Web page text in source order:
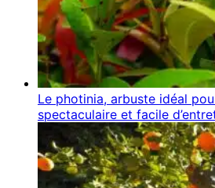
Le photinia, arbuste idéal
spectaculaire et facile